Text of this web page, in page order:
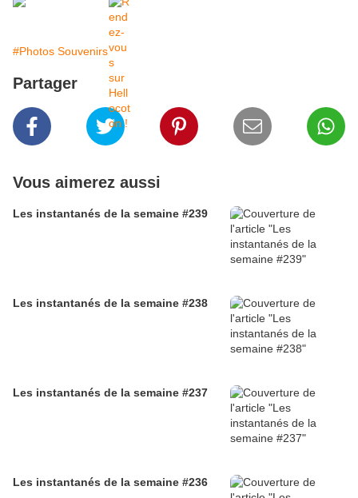
#Photos Souvenirs
Partager
Vous aimerez aussi
Les instantanés de la semaine #239
Les instantanés de la semaine #238
Les instantanés de la semaine #237
Les instantanés de la semaine #236